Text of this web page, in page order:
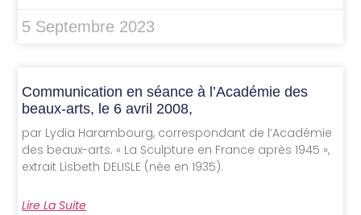
5 Septembre 2023
Communication en séance à l’Académie des
beaux-arts, le 6 avril 2008,
par Lydia Harambourg, correspondant de l’Académie
des beaux-arts. « La Sculpture en France après 1945 »,
extrait Lisbeth DELISLE (née en 1935).
Lire La Suite